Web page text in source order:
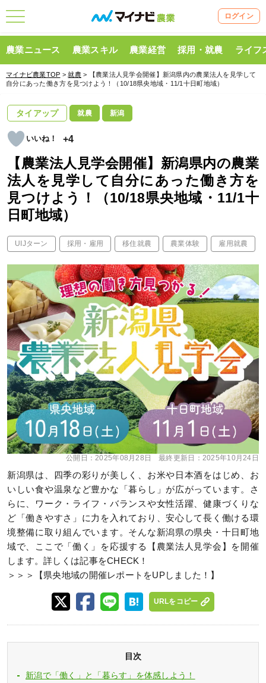
ログイン
農業ニュース 農業スキル 農業経営 採用・就農 ライフ
マイナビ農業TOP >就農 > 【農業法人見学会開催】新潟県内の農業法人を見学して
自分にあった働き方を見つけよう！（10/18県央地域・11/1十日町地域）
タイアップ 就農 新潟
+4
【農業法人見学会開催】新潟県内の農業
法人を見学して自分にあった働き方を
見つけよう！（10/18県央地域・11/1十
日町地域）
UIJターン 採用・雇用 移住就農 農業体験 雇用就農
公開日：2025年08月28日 最終更新日： 2025年10月24日
新潟県は、四季の彩りが美しく、お米や日本酒をはじめ、お
いしい食や温泉など豊かな「暮らし」が広がっています。さ
らに、ワーク・ライフ・バランスや女性活躍、健康づくりな
ど「働きやすさ」に力を入れており、安心して長く働ける環
境整備に取り組んでいます。そんな新潟県の県央・十日町地
域で、ここで「働く」を応援する【農業法人見学会】を開催
します。詳しくは記事をCHECK！
＞＞＞【県央地域の開催レポートをUPしました！】
URLをコピー
目次
新潟で「働く」と「暮らす」を体感しよう！